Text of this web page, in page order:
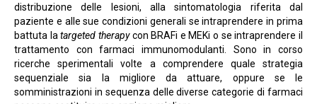
distribuzione delle lesioni, alla sintomatologia riferita dal
paziente e alle sue condizioni generali se intraprendere in prima
battuta latargeted therapycon BRAFi e MEKi o se intraprendere il
trattamento con farmaci immunomodulanti. Sono in corso
ricerche sperimentali volte a comprendere quale strategia
sequenziale sia la migliore da attuare, oppure se le
somministrazioni in sequenza delle diverse categorie di farmaci